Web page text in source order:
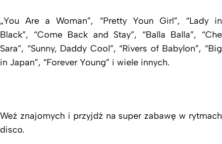
„You Are a Woman”, “Pretty Youn Girl”, “Lady in
Black”, “Come Back and Stay”, “Balla Balla”, “Che
Sara”, “Sunny, Daddy Cool”, “Rivers of Babylon”, “Big
in Japan”, “Forever Young” i wiele innych.
Weź znajomych i przyjdź na super zabawę w rytmach
disco.